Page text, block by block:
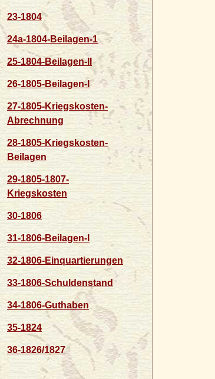
23-1804
24a-1804-Beilagen-1
25-1804-Beilagen-II
26-1805-Beilagen-I
27-1805-Kriegskosten-
Abrechnung
28-1805-Kriegskosten-
Beilagen
29-1805-1807-
Kriegskosten
30-1806
31-1806-Beilagen-I
32-1806-Einquartierungen
33-1806-Schuldenstand
34-1806-Guthaben
35-1824
36-1826/1827